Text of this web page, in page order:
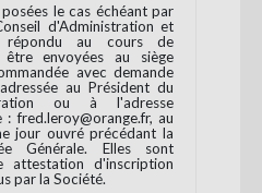
le cas échéant par
d'Administration et
répondu au cours de
être envoyées au siège
avec demande
au Président du
ou à l'adresse
fred.leroy@orange.fr, au
jour ouvré précédant la
Générale. Elles sont
attestation d'inscription
par la Société.